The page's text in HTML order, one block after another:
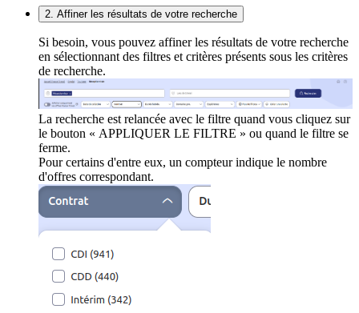
2. Affiner les résultats de votre recherche
Si besoin, vous pouvez affiner les résultats de votre recherche
en sélectionnant des filtres et critères présents sous les critères
de recherche.
La recherche est relancée avec le filtre quand vous cliquez sur
le bouton « APPLIQUER LE FILTRE » ou quand le filtre se
ferme.
Pour certains d'entre eux, un compteur indique le nombre
d'offres correspondant.